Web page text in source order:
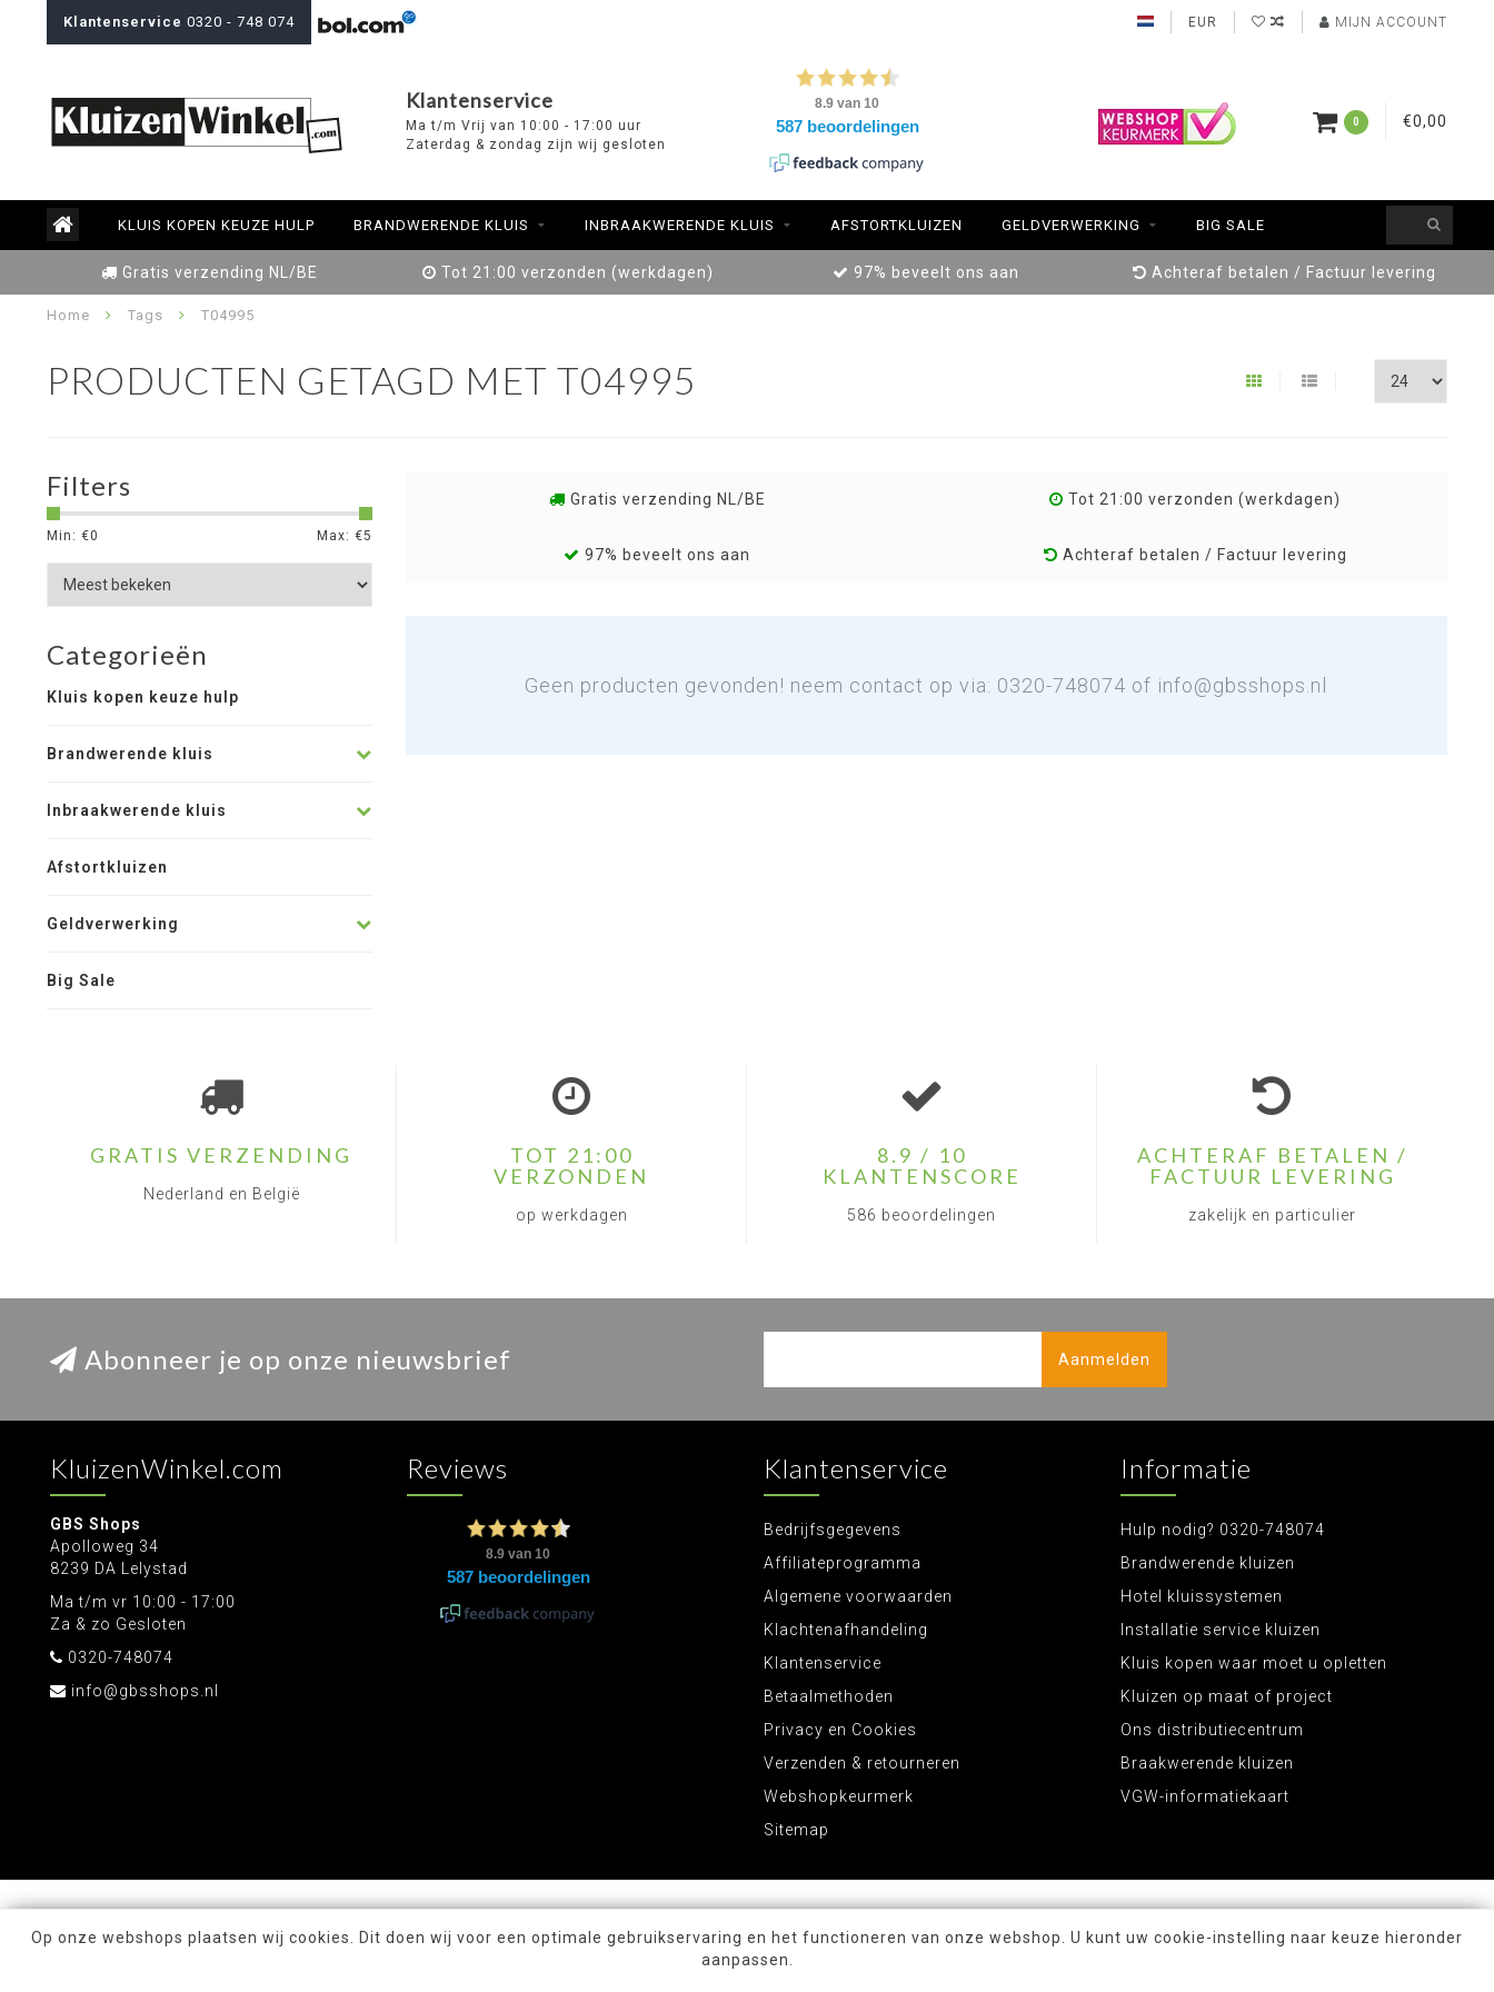
Klantenservice 0320 - 748 074 EUR MIJN ACCOUNT
Klantenservice
Ma t/m Vrij van 10:00 - 17:00 uur
Zaterdag & zondag zijn wij gesloten
0 €0,00
KLUIS KOPEN KEUZE HULP BRANDWERENDE KLUIS INBRAAKWERENDE KLUIS AFSTORTKLUIZEN GELDVERWERKING BIG SALE
Gratis verzending NL/BE Tot 21:00 verzonden (werkdagen) 97% beveelt ons aan Achteraf betalen / Factuur levering
Home Tags T04995
PRODUCTEN GETAGD MET T04995
Filters
Min: €0 Max: €5
Categorieën
Kluis kopen keuze hulp
Brandwerende kluis
Inbraakwerende kluis
Afstortkluizen
Geldverwerking
Big Sale
Gratis verzending NL/BE Tot 21:00 verzonden (werkdagen)
97% beveelt ons aan Achteraf betalen / Factuur levering
Geen producten gevonden! neem contact op via: 0320-748074 of info@gbsshops.nl
GRATIS VERZENDING
Nederland en België
TOT 21:00
VERZONDEN
op werkdagen
8.9 / 10
KLANTENSCORE
586 beoordelingen
ACHTERAF BETALEN /
FACTUUR LEVERING
zakelijk en particulier
Abonneer je op onze nieuwsbrief Aanmelden
KluizenWinkel.com
GBS Shops
Apolloweg 34
8239 DA Lelystad
Ma t/m vr 10:00 - 17:00
Za & zo Gesloten
0320-748074
info@gbsshops.nl
Reviews Klantenservice
Bedrijfsgegevens
Affiliateprogramma
Algemene voorwaarden
Klachtenafhandeling
Klantenservice
Betaalmethoden
Privacy en Cookies
Verzenden & retourneren
Webshopkeurmerk
Sitemap
Informatie
Hulp nodig? 0320-748074
Brandwerende kluizen
Hotel kluissystemen
Installatie service kluizen
Kluis kopen waar moet u opletten
Kluizen op maat of project
Ons distributiecentrum
Braakwerende kluizen
VGW-informatiekaart
Op onze webshops plaatsen wij cookies. Dit doen wij voor een optimale gebruikservaring en het functioneren van onze webshop. U kunt uw cookie-instelling naar keuze hieronder
aanpassen.